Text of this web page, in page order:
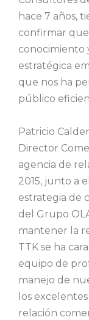
hace 7 años,
confirmar
conocimiento
estratégica
que nos ha
público
Patricio
Director
agencia de
2015, junto a
estrategia de
del Grupo
mantener la
TTK se ha
equipo de
manejo de
los
relación